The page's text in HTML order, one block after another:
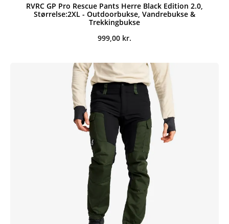
RVRC GP Pro Rescue Pants Herre Black Edition 2.0,
Størrelse:2XL - Outdoorbukse, Vandrebukse &
Trekkingbukse
999,00 kr.